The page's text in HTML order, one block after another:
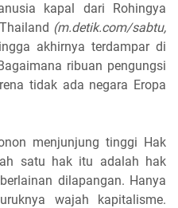
kapal dari Rohingya
(m.detik.com/sabtu,
akhirnya terdampar di
ribuan pengungsi
tidak ada negara Eropa
menjunjung tinggi Hak
satu hak itu adalah hak
dilapangan. Hanya
wajah kapitalisme.